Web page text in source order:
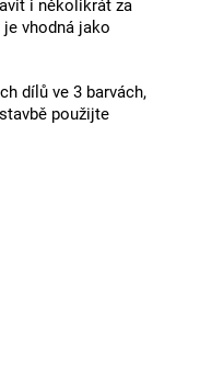
i několikrát za
je vhodná jako
dílů ve 3 barvách,
použijte